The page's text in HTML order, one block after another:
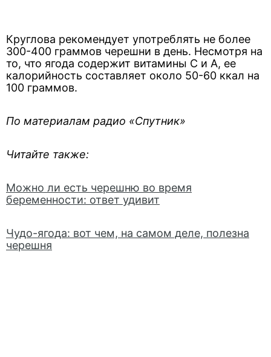
Круглова рекомендует употреблять не более
300-400 граммов черешни в день. Несмотря на
то, что ягода содержит витамины С и А, ее
калорийность составляет около 50-60 ккал на
100 граммов.
По материалам радио «Спутник»
Читайте также:
Можно ли есть черешню во время
беременности: ответ удивит
Чудо-ягода: вот чем, на самом деле, полезна
черешня